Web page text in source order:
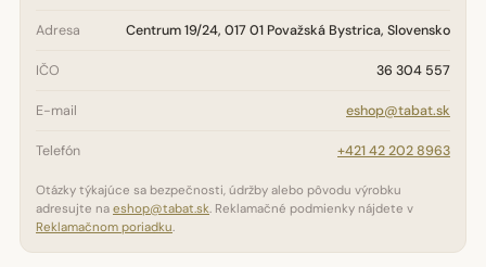
Adresa Centrum 19/24, 017 01 Považská Bystrica, Slovensko
IČO 36 304 557
E-mail eshop@tabat.sk
Telefón +421 42 202 8963
Otázky týkajúce sa bezpečnosti, údržby alebo pôvodu výrobku
adresujte na eshop@tabat.sk. Reklamačné podmienky nájdete v
Reklamačnom poriadku.